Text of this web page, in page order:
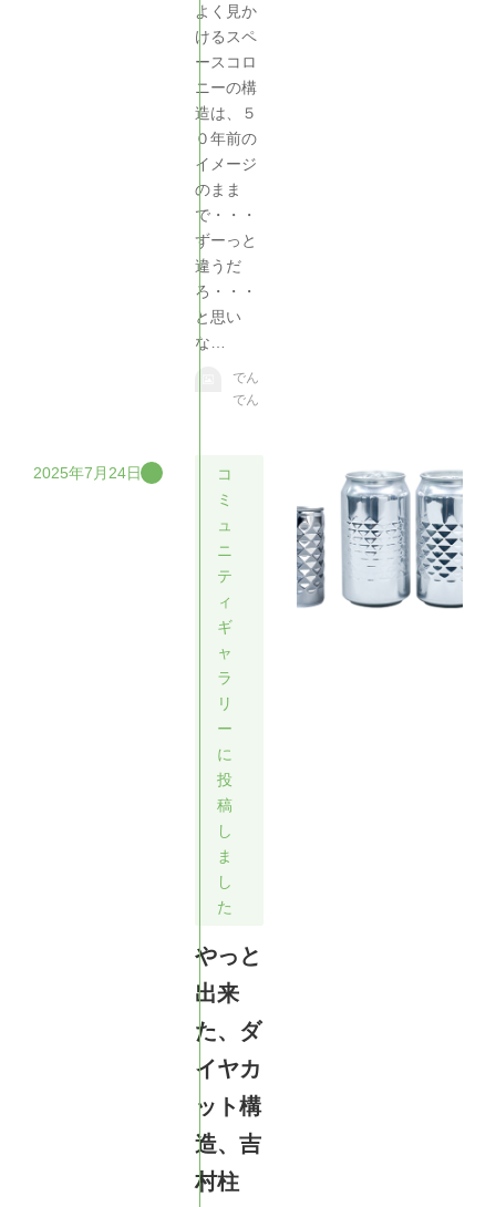
よく見か
けるスペ
ースコロ
ニーの構
造は、５
０年前の
イメージ
のまま
で・・・
ずーっと
違うだ
ろ・・・
と思い
な…
でん
でん
2025年7月24日
コ
ミ
ュ
ニ
テ
ィ
ギ
ャ
ラ
リ
ー
に
投
稿
し
ま
し
た
やっと
出来
た、ダ
イヤカ
ット構
造、吉
村柱